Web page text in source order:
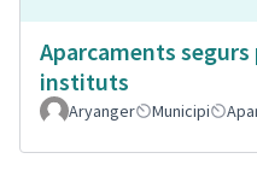
Aparcaments segurs
instituts
Aryanger Municipi